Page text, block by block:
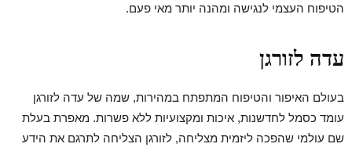
הטיפוח העצמי לנגישה ומהנה יותר מאי פעם.
עדה לזורגן
בעולם האיפור והטיפוח המתפתח במהירות, שמה של עדה לזורגן
עומד כסמל לחדשנות, איכות ומקצועיות ללא פשרות. מאפרת בעלת
שם עולמי שהפכה ליזמית מצליחה, לזורגן הצליחה לתרגם את הידע